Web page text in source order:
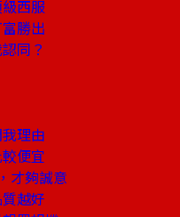
西服
勝出
同？
理由
便宜
才夠誠意
越好